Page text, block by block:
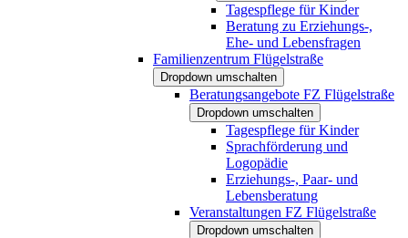
Tagespflege für Kinder
Beratung zu Erziehungs-,
Ehe- und Lebensfragen
Familienzentrum Flügelstraße
Dropdown umschalten
Beratungsangebote FZ Flügelstraße
Dropdown umschalten
Tagespflege für Kinder
Sprachförderung und
Logopädie
Erziehungs-, Paar- und
Lebensberatung
Veranstaltungen FZ Flügelstraße
Dropdown umschalten